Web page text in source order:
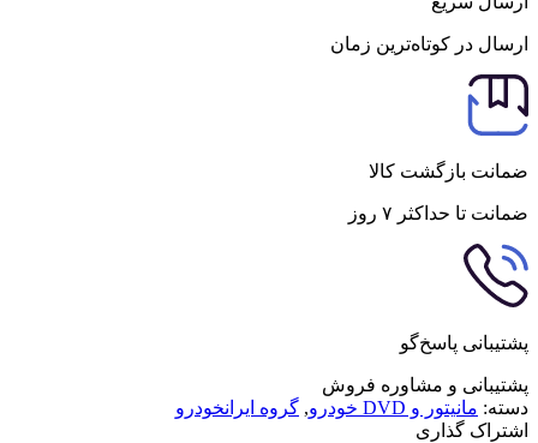
ارسال در کوتاه‌ترین زمان
ضمانت بازگشت کالا
ضمانت تا حداکثر ۷ روز
پشتیبانی پاسخ‌گو
پشتیبانی و مشاوره فروش
دسته: مانیتور و DVD خودرو , گروه ایرانخودرو
اشتراک گذاری